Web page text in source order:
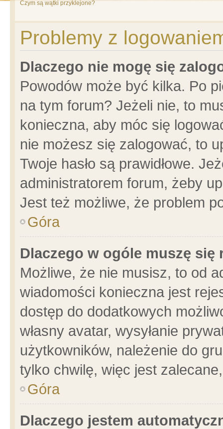
Czym są wątki przyklejone?
Problemy z
Dlaczego nie mogę się
Powodów może być kilka. Po
na tym forum? Jeżeli nie, to
konieczna, aby móc się
nie możesz się zalogować, to
Twoje hasło są prawidłowe.
administratorem forum, żeby
Jest też możliwe, że problem
Góra
Dlaczego w ogóle muszę się
Możliwe, że nie musisz, to od
wiadomości konieczna jest
dostęp do dodatkowych
własny avatar, wysyłanie
użytkowników, należenie do
tylko chwilę, więc jest
Góra
Dlaczego jestem